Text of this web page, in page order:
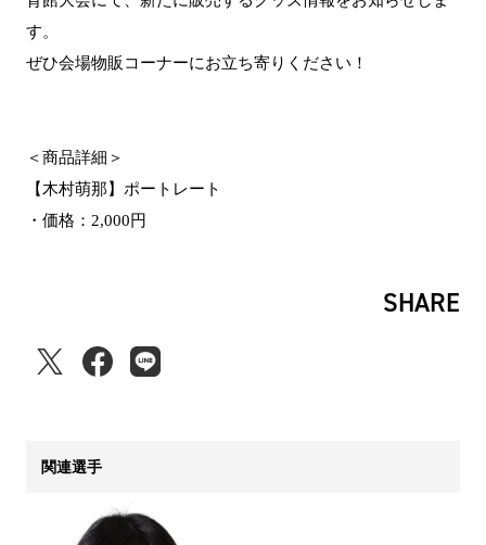
す。
ぜひ会場物販コーナーにお立ち寄りください！
＜商品詳細＞
【木村萌那】ポートレート
・価格：2,000円
SHARE
関連選手